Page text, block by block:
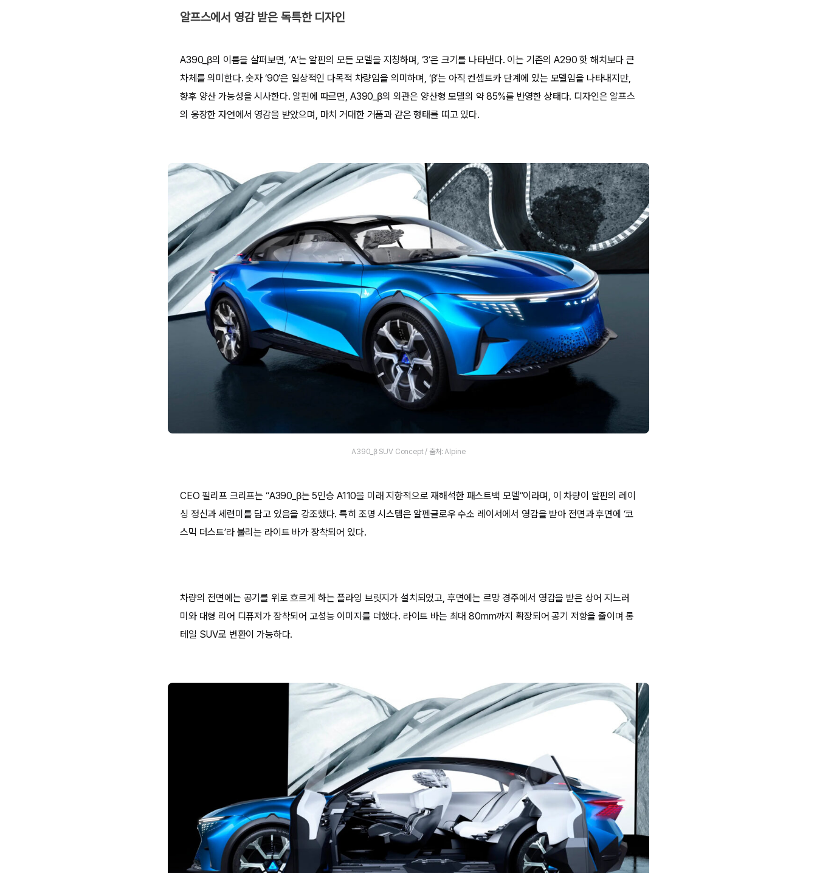
알프스에서 영감 받은 독특한 디자인
A390_β의 이름을 살펴보면, ‘A’는 알핀의 모든 모델을 지칭하며, ‘3’은 크기를 나타낸다. 이는 기존의 A290 핫 해치보다 큰
차체를 의미한다. 숫자 ‘90’은 일상적인 다목적 차량임을 의미하며, ‘β’는 아직 컨셉트카 단계에 있는 모델임을 나타내지만,
향후 양산 가능성을 시사한다. 알핀에 따르면, A390_β의 외관은 양산형 모델의 약 85%를 반영한 상태다. 디자인은 알프스
의 웅장한 자연에서 영감을 받았으며, 마치 거대한 거품과 같은 형태를 띠고 있다.
A390_β SUV Concept / 출처: Alpine
CEO 필리프 크리프는 “A390_β는 5인승 A110을 미래 지향적으로 재해석한 패스트백 모델”이라며, 이 차량이 알핀의 레이
싱 정신과 세련미를 담고 있음을 강조했다. 특히 조명 시스템은 알펜글로우 수소 레이서에서 영감을 받아 전면과 후면에 ‘코
스믹 더스트’라 불리는 라이트 바가 장착되어 있다.
차량의 전면에는 공기를 위로 흐르게 하는 플라잉 브릿지가 설치되었고, 후면에는 르망 경주에서 영감을 받은 상어 지느러
미와 대형 리어 디퓨저가 장착되어 고성능 이미지를 더했다. 라이트 바는 최대 80mm까지 확장되어 공기 저항을 줄이며 롱
테일 SUV로 변환이 가능하다.